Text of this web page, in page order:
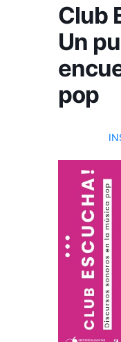
Club
Un
pop